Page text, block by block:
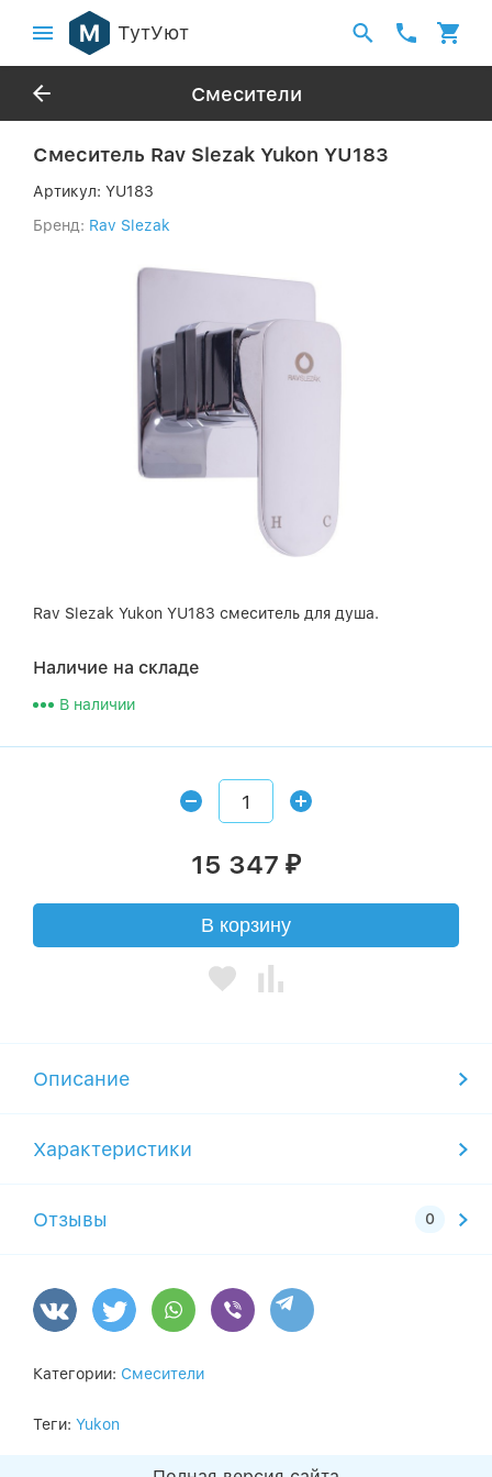
ТутУют
Смесители
Смеситель Rav Slezak Yukon YU183
Артикул: YU183
Бренд: Rav Slezak
Rav Slezak Yukon YU183 смеситель для душа.
Наличие на складе
В наличии
15 347 ₽
В корзину
Описание
Характеристики
Отзывы
Категории: Смесители
Теги: Yukon